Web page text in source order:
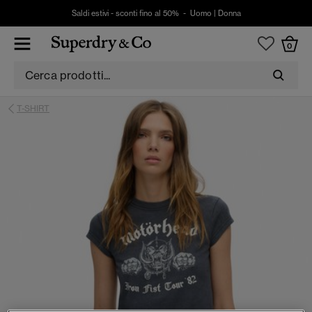
Saldi estivi - sconti fino al 50% - Uomo Donna
0
T-SHIRT